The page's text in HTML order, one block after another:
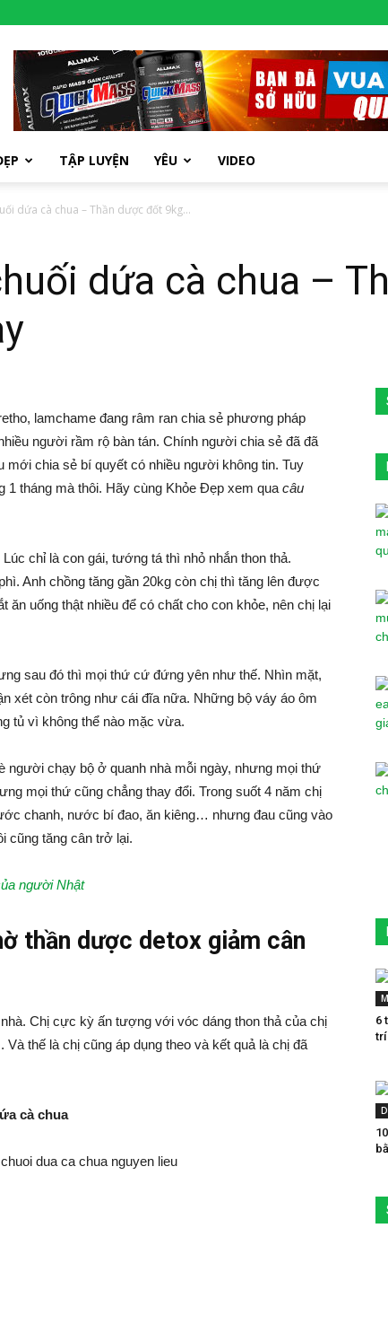
TẬP LUYỆN YÊU VIDEO
dứa cà chua – Thần dược đốt 9kg...
dứa cà chua –
lamchame đang râm ran chia sẻ phương pháp
người rầm rộ bàn tán. Chính người chia sẻ đã đã
chia sẻ bí quyết có nhiều người không tin. Tuy
tháng mà thôi. Hãy cùng Khỏe Đẹp xem qua câu
chỉ là con gái, tướng tá thì nhỏ nhắn thon thả.
Anh chồng tăng gần 20kg còn chị thì tăng lên được
uống thật nhiều để có chất cho con khỏe, nên chị lại
sau đó thì mọi thứ cứ đứng yên như thế. Nhìn mặt,
xét còn trông như cái đĩa nữa. Những bộ váy áo ôm
tủ vì không thể nào mặc vừa.
người chạy bộ ở quanh nhà mỗi ngày, nhưng mọi thứ
mọi thứ cũng chẳng thay đổi. Trong suốt 4 năm chị
chanh, nước bí đao, ăn kiêng… nhưng đau cũng vào
cũng tăng cân trở lại.
người Nhật
thần dược detox giảm cân
Chị cực kỳ ấn tượng với vóc dáng thon thả của chị
thế là chị cũng áp dụng theo và kết quả là chị đã
cà chua
6
trí